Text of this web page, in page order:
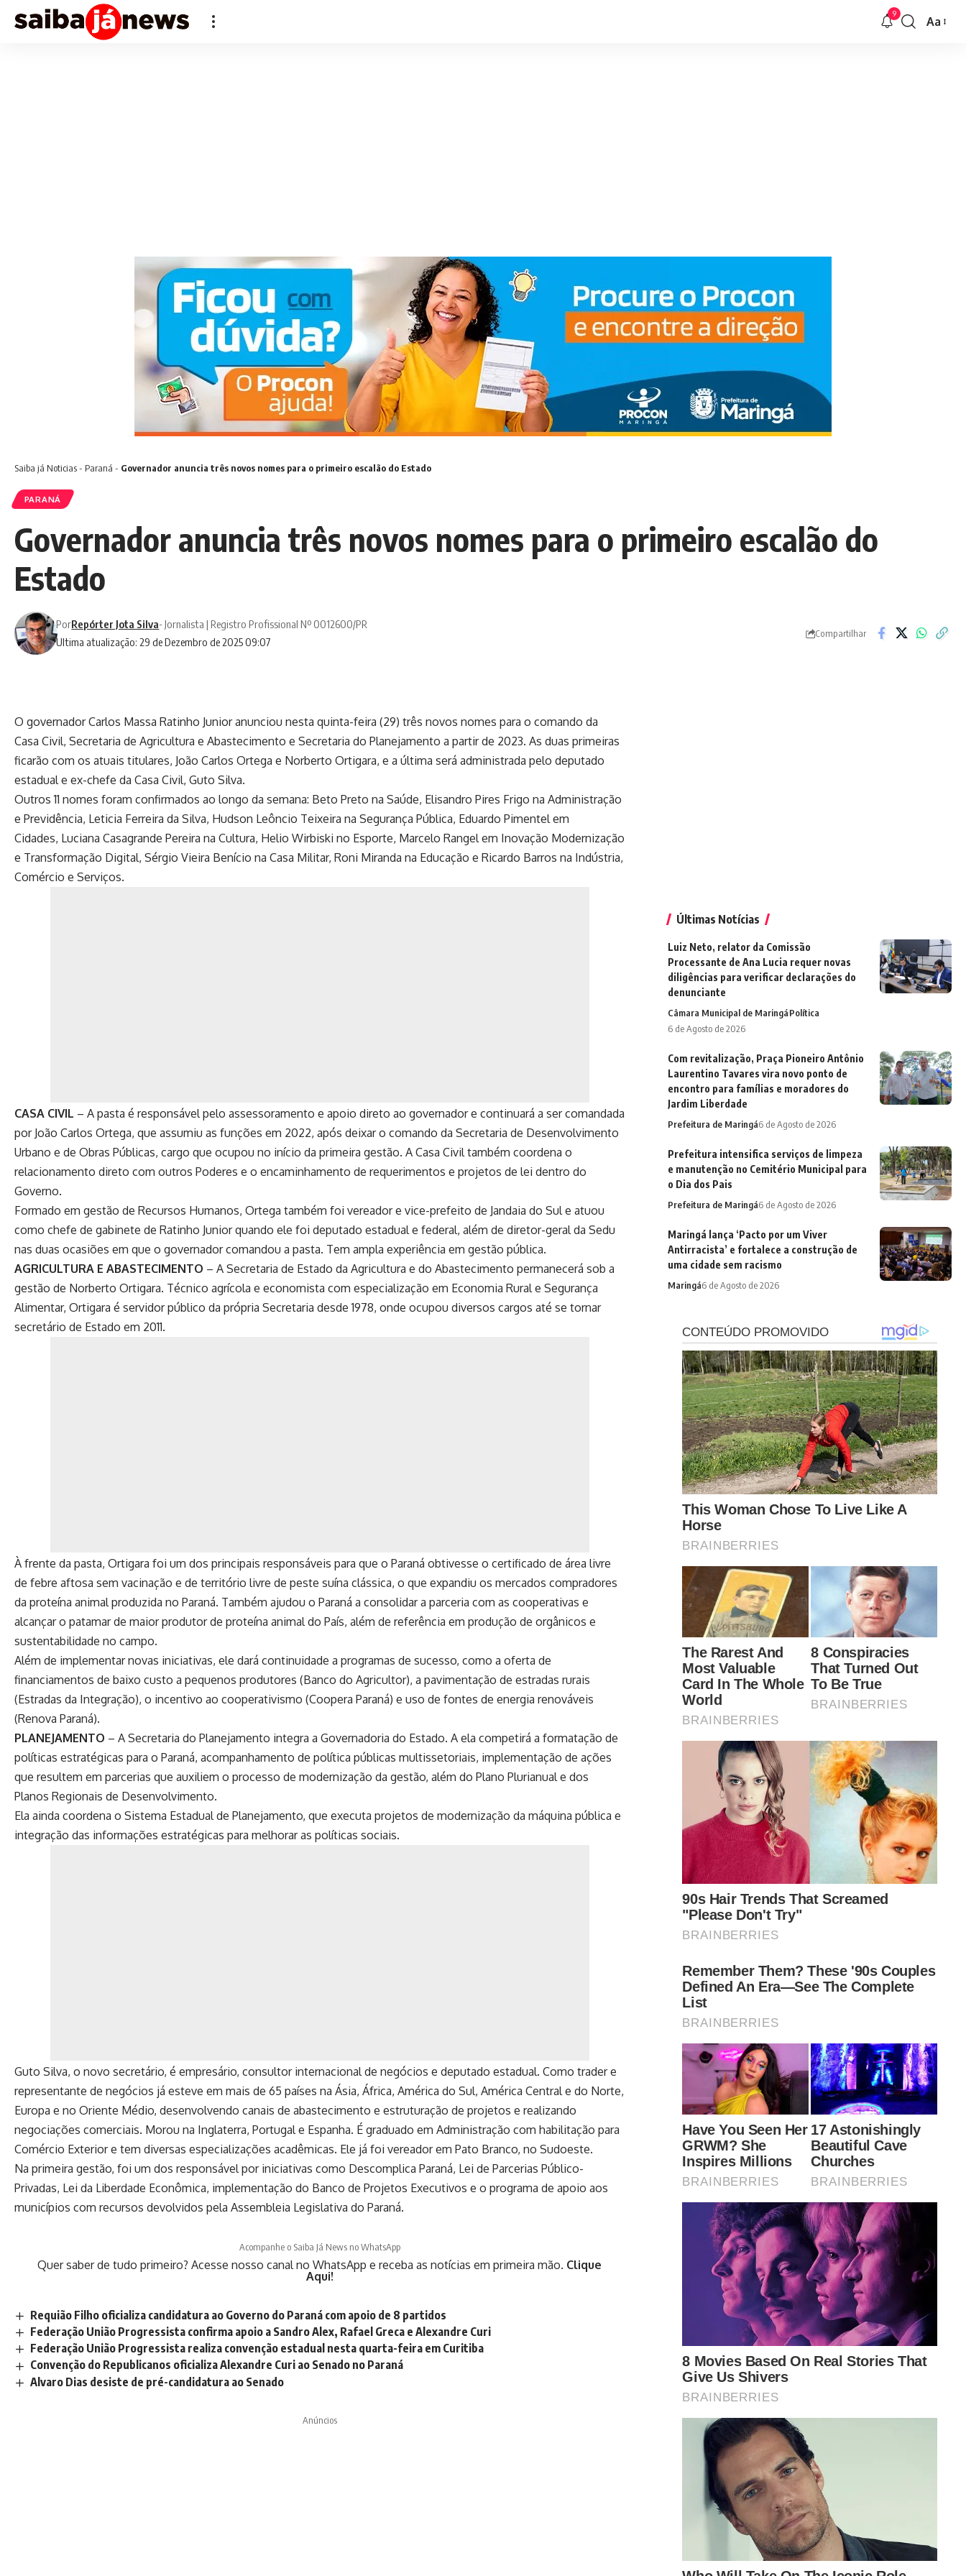
9
Font
Aa
Saiba já Noticias- Paraná - Governador anuncia três novos nomes para o primeiro escalão do Estado
PARANÁ
Governador anuncia três novos nomes para o primeiro escalão do
Estado
Ultima atualização: 29 de Dezembro de 2025 09:07
PorRepórter Jota Silva- Jornalista | Registro Profissional Nº 0012600/PR
Compartilhar
O governador Carlos Massa Ratinho Junior anunciou nesta quinta-feira (29) três novos nomes para o comando da
Casa Civil, Secretaria de Agricultura e Abastecimento e Secretaria do Planejamento a partir de 2023. As duas primeiras
ficarão com os atuais titulares, João Carlos Ortega e Norberto Ortigara, e a última será administrada pelo deputado
estadual e ex-chefe da Casa Civil, Guto Silva.
Outros 11 nomes foram confirmados ao longo da semana: Beto Preto na Saúde, Elisandro Pires Frigo na Administração
e Previdência, Leticia Ferreira da Silva, Hudson Leôncio Teixeira na Segurança Pública, Eduardo Pimentel em
Cidades, Luciana Casagrande Pereira na Cultura, Helio Wirbiski no Esporte, Marcelo Rangel em Inovação Modernização
e Transformação Digital, Sérgio Vieira Benício na Casa Militar, Roni Miranda na Educação e Ricardo Barros na Indústria,
Comércio e Serviços.
CASA CIVIL – A pasta é responsável pelo assessoramento e apoio direto ao governador e continuará a ser comandada
por João Carlos Ortega, que assumiu as funções em 2022, após deixar o comando da Secretaria de Desenvolvimento
Urbano e de Obras Públicas, cargo que ocupou no início da primeira gestão. A Casa Civil também coordena o
relacionamento direto com outros Poderes e o encaminhamento de requerimentos e projetos de lei dentro do
Governo.
Formado em gestão de Recursos Humanos, Ortega também foi vereador e vice-prefeito de Jandaia do Sul e atuou
como chefe de gabinete de Ratinho Junior quando ele foi deputado estadual e federal, além de diretor-geral da Sedu
nas duas ocasiões em que o governador comandou a pasta. Tem ampla experiência em gestão pública.
AGRICULTURA E ABASTECIMENTO – A Secretaria de Estado da Agricultura e do Abastecimento permanecerá sob a
gestão de Norberto Ortigara. Técnico agrícola e economista com especialização em Economia Rural e Segurança
Alimentar, Ortigara é servidor público da própria Secretaria desde 1978, onde ocupou diversos cargos até se tornar
secretário de Estado em 2011.
À frente da pasta, Ortigara foi um dos principais responsáveis para que o Paraná obtivesse o certificado de área livre
de febre aftosa sem vacinação e de território livre de peste suína clássica, o que expandiu os mercados compradores
da proteína animal produzida no Paraná. Também ajudou o Paraná a consolidar a parceria com as cooperativas e
alcançar o patamar de maior produtor de proteína animal do País, além de referência em produção de orgânicos e
sustentabilidade no campo.
Além de implementar novas iniciativas, ele dará continuidade a programas de sucesso, como a oferta de
financiamentos de baixo custo a pequenos produtores (Banco do Agricultor), a pavimentação de estradas rurais
(Estradas da Integração), o incentivo ao cooperativismo (Coopera Paraná) e uso de fontes de energia renováveis
(Renova Paraná).
PLANEJAMENTO – A Secretaria do Planejamento integra a Governadoria do Estado. A ela competirá a formatação de
políticas estratégicas para o Paraná, acompanhamento de política públicas multissetoriais, implementação de ações
que resultem em parcerias que auxiliem o processo de modernização da gestão, além do Plano Plurianual e dos
Planos Regionais de Desenvolvimento.
Ela ainda coordena o Sistema Estadual de Planejamento, que executa projetos de modernização da máquina pública e
integração das informações estratégicas para melhorar as políticas sociais.
Guto Silva, o novo secretário, é empresário, consultor internacional de negócios e deputado estadual. Como trader e
representante de negócios já esteve em mais de 65 países na Ásia, África, América do Sul, América Central e do Norte,
Europa e no Oriente Médio, desenvolvendo canais de abastecimento e estruturação de projetos e realizando
negociações comerciais. Morou na Inglaterra, Portugal e Espanha. É graduado em Administração com habilitação para
Comércio Exterior e tem diversas especializações acadêmicas. Ele já foi vereador em Pato Branco, no Sudoeste.
Na primeira gestão, foi um dos responsável por iniciativas como Descomplica Paraná, Lei de Parcerias Público-
Privadas, Lei da Liberdade Econômica, implementação do Banco de Projetos Executivos e o programa de apoio aos
municípios com recursos devolvidos pela Assembleia Legislativa do Paraná.
Acompanhe o Saiba Já News no WhatsApp
Quer saber de tudo primeiro? Acesse nosso canal no WhatsApp e receba as notícias em primeira mão. Clique
Aqui!
Requião Filho oficializa candidatura ao Governo do Paraná com apoio de 8 partidos
Federação União Progressista confirma apoio a Sandro Alex, Rafael Greca e Alexandre Curi
Federação União Progressista realiza convenção estadual nesta quarta-feira em Curitiba
Convenção do Republicanos oficializa Alexandre Curi ao Senado no Paraná
Alvaro Dias desiste de pré-candidatura ao Senado
Anúncios
Últimas Notícias
Luiz Neto, relator da Comissão
Processante de Ana Lucia requer novas
diligências para verificar declarações do
denunciante
Câmara Municipal de MaringáPolítica
6 de Agosto de 2026
Com revitalização, Praça Pioneiro Antônio
Laurentino Tavares vira novo ponto de
encontro para famílias e moradores do
Jardim Liberdade
Prefeitura de Maringá6 de Agosto de 2026
Prefeitura intensifica serviços de limpeza
e manutenção no Cemitério Municipal para
o Dia dos Pais
Prefeitura de Maringá6 de Agosto de 2026
Maringá lança ‘Pacto por um Viver
Antirracista’ e fortalece a construção de
uma cidade sem racismo
Maringá6 de Agosto de 2026